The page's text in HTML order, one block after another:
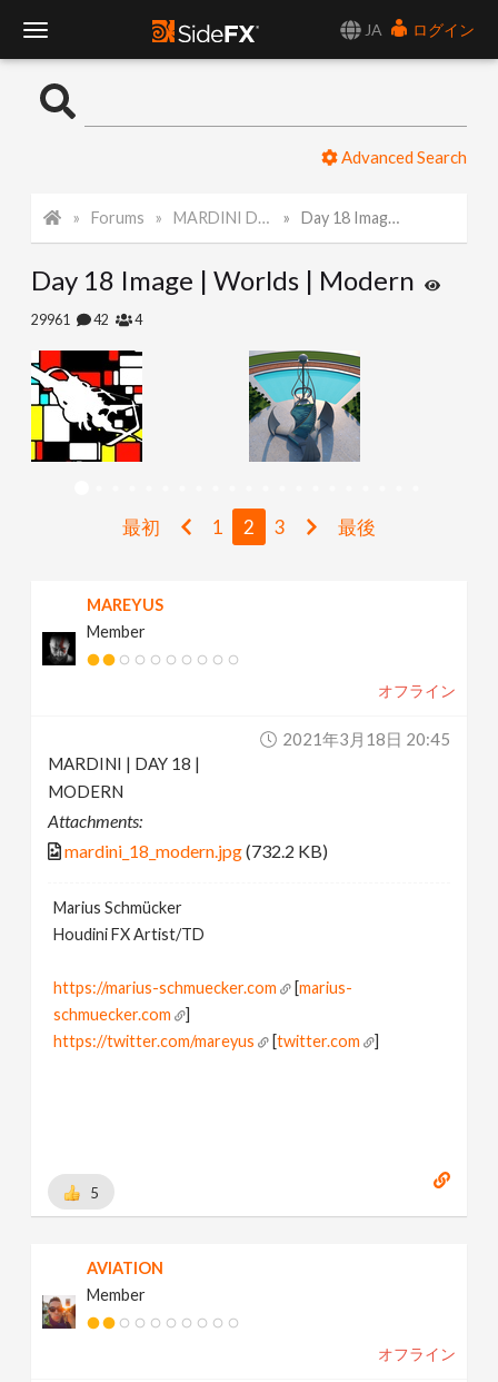
JA
ログイン
o
l
N
a
Advanced Search
Forums MARDINI Daily Challenge 2021 Day 18 Image | Worlds | Modern
Day 18 Image | Worlds | Modern
29961 42 4
最初 1 2 3 最後
MAREYUS
Member
オフライン
2021年3月18日 20:45
MARDINI | DAY 18 |
MODERN
Attachments:
mardini_18_modern.jpg(732.2 KB)
Marius Schmücker
Houdini FX Artist/TD
https://marius-schmuecker.com [marius-
schmuecker.com
]
https://twitter.com/mareyus
[twitter.com
]
https://gumroad.com/mareyus
5
AVIATION
Member
オフライン